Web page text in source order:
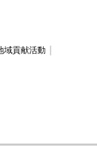
域貢献活動